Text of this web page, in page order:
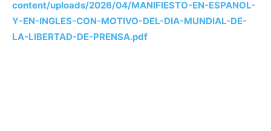
content/uploads/2026/04/MANIFIESTO-EN-ESPANOL-
Y-EN-INGLES-CON-MOTIVO-DEL-DIA-MUNDIAL-DE-
LA-LIBERTAD-DE-PRENSA.pdf